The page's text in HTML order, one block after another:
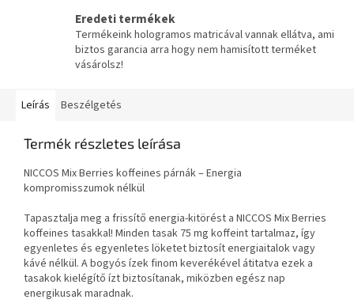
Eredeti termékek
Termékeink hologramos matricával vannak ellátva, ami
biztos garancia arra hogy nem hamisított terméket
vásárolsz!
Leírás Beszélgetés
Termék részletes leírása
NICCOS Mix Berries koffeines párnák – Energia
kompromisszumok nélkül
Tapasztalja meg a frissítő energia-kitörést a NICCOS Mix Berries
koffeines tasakkal! Minden tasak 75 mg koffeint tartalmaz, így
egyenletes és egyenletes löketet biztosít energiaitalok vagy
kávé nélkül. A bogyós ízek finom keverékével átitatva ezek a
tasakok kielégítő ízt biztosítanak, miközben egész nap
energikusak maradnak.